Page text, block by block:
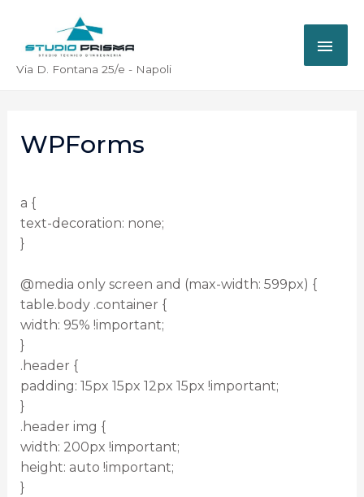
Via D. Fontana 25/e - Napoli
WPForms
a {
text-decoration: none;
}
@media only screen and (max-width: 599px) {
table.body .container {
width: 95% !important;
}
.header {
padding: 15px 15px 12px 15px !important;
}
.header img {
width: 200px !important;
height: auto !important;
}